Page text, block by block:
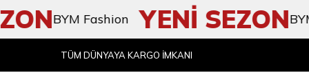
BYM Fashion YENİ SEZONBYM
TÜM DÜNYAYA KARGO İMKANI